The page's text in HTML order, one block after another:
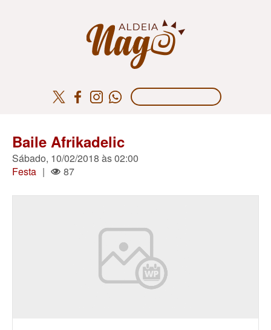
Baile Afrikadelic
Sábado, 10/02/2018 às 02:00
Festa | 87